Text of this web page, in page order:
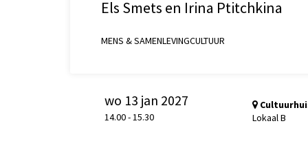
Els Smets en Irina Ptitchkina
MENS & SAMENLEVINGCULTUUR
wo 13 jan 2027
14.00- 15.30
Lokaal B